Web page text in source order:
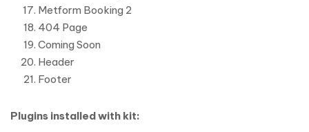
Metform Booking 2
404 Page
Coming Soon
Header
Footer
Plugins installed with kit: